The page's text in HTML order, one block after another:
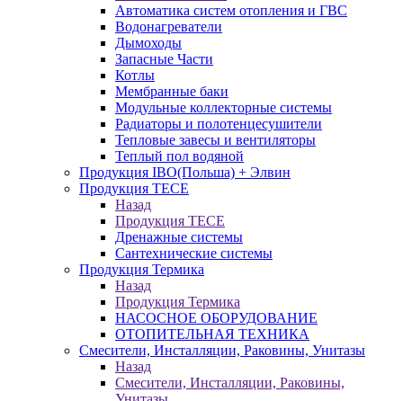
Автоматика систем отопления и ГВС
Водонагреватели
Дымоходы
Запасные Части
Котлы
Мембранные баки
Модульные коллекторные системы
Радиаторы и полотенцесушители
Тепловые завесы и вентиляторы
Теплый пол водяной
Продукция IBO(Польша) + Элвин
Продукция TECE
Назад
Продукция TECE
Дренажные системы
Сантехнические системы
Продукция Термика
Назад
Продукция Термика
НАСОСНОЕ ОБОРУДОВАНИЕ
ОТОПИТЕЛЬНАЯ ТЕХНИКА
Смесители, Инсталляции, Раковины, Унитазы
Назад
Смесители, Инсталляции, Раковины,